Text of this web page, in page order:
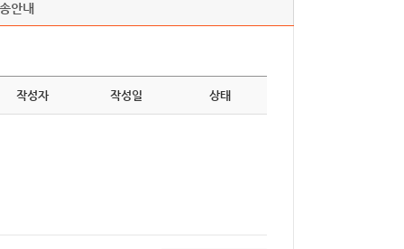
안내
작성자 작성일 상태